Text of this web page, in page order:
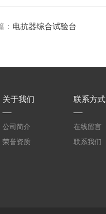
： 电抗器综合试验台
关于我们
公司简介
荣誉资质
联系方式
在线留言
联系我们